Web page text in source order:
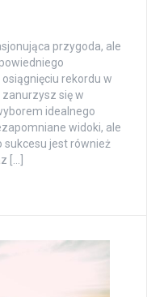
przygoda, ale
rekordu w
się w
idealnego
widoki, ale
jest również
[…]